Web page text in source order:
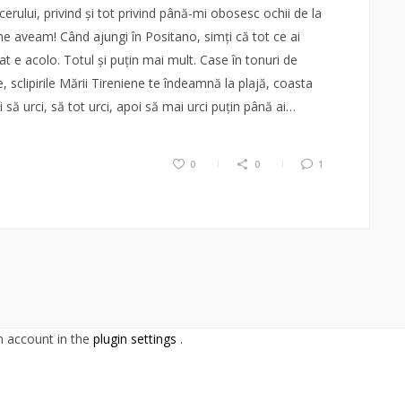
privind și tot privind până-mi obosesc ochii de la
aveam! Când ajungi în Positano, simți că tot ce ai
e acolo. Totul și puțin mai mult. Case în tonuri de
Mării Tireniene te îndeamnă la plajă, coasta
urci, să tot urci, apoi să mai urci puțin până ai…
0 0 1
account in the plugin settings .